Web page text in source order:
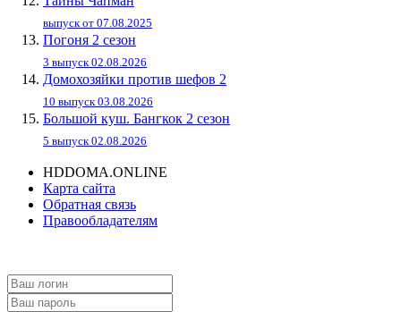
выпуск от 07.08.2025
Погоня 2 сезон
3 выпуск 02.08.2026
Домохозяйки против шефов 2
10 выпуск 03.08.2026
Большой куш. Бангкок 2 сезон
5 выпуск 02.08.2026
HDDOMA.ONLINE
Карта сайта
Обратная связь
Правообладателям